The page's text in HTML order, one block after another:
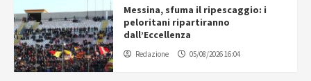
Messina, sfuma il ripescaggio: i
peloritani ripartiranno
dall’Eccellenza
Redazione 05/08/2026 16:04